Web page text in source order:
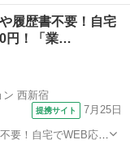
♪ウレシイ☆土日祝休
履歴書不要！自宅
円！「業…
ン 西新宿
提携サイト 7月25日
要！自宅でWEB応